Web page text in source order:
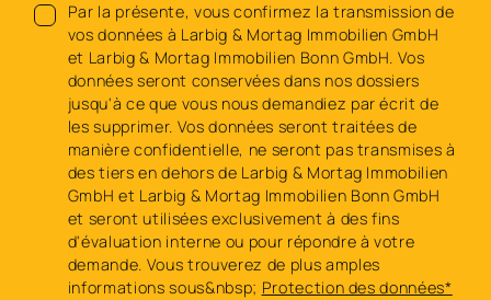
Par la présente, vous confirmez la transmission de
vos données à Larbig & Mortag Immobilien GmbH
et Larbig & Mortag Immobilien Bonn GmbH. Vos
données seront conservées dans nos dossiers
jusqu'à ce que vous nous demandiez par écrit de
les supprimer. Vos données seront traitées de
manière confidentielle, ne seront pas transmises à
des tiers en dehors de Larbig & Mortag Immobilien
GmbH et Larbig & Mortag Immobilien Bonn GmbH
et seront utilisées exclusivement à des fins
d'évaluation interne ou pour répondre à votre
demande. Vous trouverez de plus amples
informations sous&nbsp; Protection des données*